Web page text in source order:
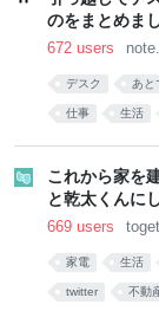
のをまとめま
672 users
デスク あと
仕事 生活
これから家を
と乾太くんに
669 users
家電 生活
twitter 不動